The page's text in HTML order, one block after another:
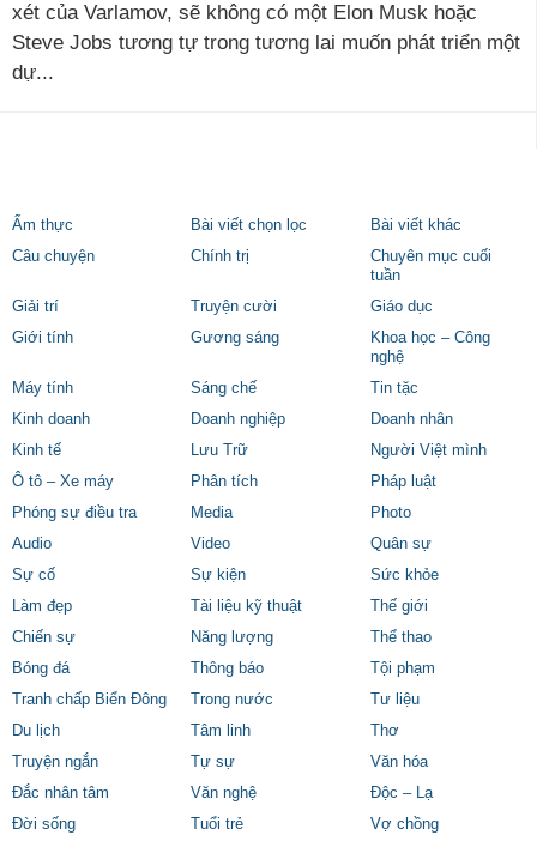
xét của Varlamov, sẽ không có một Elon Musk hoặc
Steve Jobs tương tự trong tương lai muốn phát triển một
dự...
Ẩm thực Bài viết chọn lọc
Bài viết khác
Câu chuyện
Chính trị
Chuyên mục cuối
tuần
Giải trí
Truyện cười
Giáo dục
Giới tính
Gương sáng
Khoa học – Công
nghệ
Máy tính
Sáng chế
Tin tặc
Kinh doanh
Doanh nghiệp
Doanh nhân
Kinh tế
Lưu Trữ
Người Việt mình
Ô tô – Xe máy
Phân tích
Pháp luật
Phóng sự điều tra
Media
Photo
Audio
Video
Quân sự
Sự cố
Sự kiện
Sức khỏe
Làm đẹp
Tài liệu kỹ thuật
Thế giới
Chiến sự
Năng lượng
Thể thao
Bóng đá
Thông báo
Tội phạm
Tranh chấp Biển Đông
Trong nước
Tư liệu
Du lịch
Tâm linh
Thơ
Truyện ngắn
Tự sự
Văn hóa
Đắc nhân tâm
Văn nghệ
Độc – Lạ
Đời sống
Tuổi trẻ Vợ chồng